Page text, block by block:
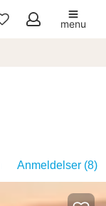
Mine
menu
Anmeldelser (8)